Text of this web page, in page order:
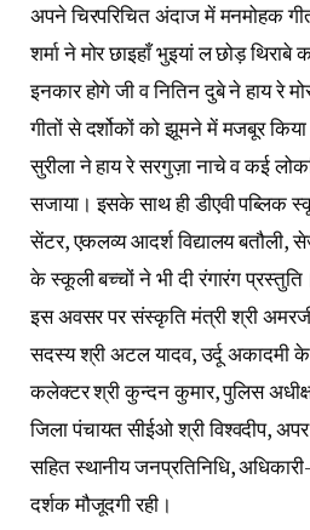
अपने चिरपरिचित अंदाज में मनमोहक
शर्मा ने मोर छाइहाँ भुइयां ल छोड़ थिराबे
इनकार होगे जी व नितिन दुबे ने हाय रे
गीतों से दर्शोकों को झूमने में मजबूर
सुरीला ने हाय रे सरगुज़ा नाचे व कई
सजाया। इसके साथ ही डीएवी
सेंटर, एकलव्य आदर्श विद्यालय बतौली,
के स्कूली बच्चों ने भी दी रंगारंग
इस अवसर पर संस्कृति मंत्री श्री
सदस्य श्री अटल यादव, उर्दू अकादमी
कलेक्टर श्री कुन्दन कुमार, पुलिस
जिला पंचायत सीईओ श्री विश्वदीप,
सहित स्थानीय जनप्रतिनिधि,
दर्शक मौजूदगी रही।